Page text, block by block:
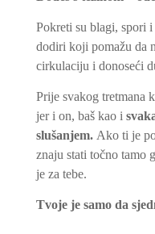
Pokreti su blagi, spori
dodiri koji pomažu da
cirkulaciju i donoseći
Prije svakog tretmana
jer i on, baš kao i svak
slušanjem. Ako ti je
znaju stati točno tamo
je za tebe.
Tvoje je samo da